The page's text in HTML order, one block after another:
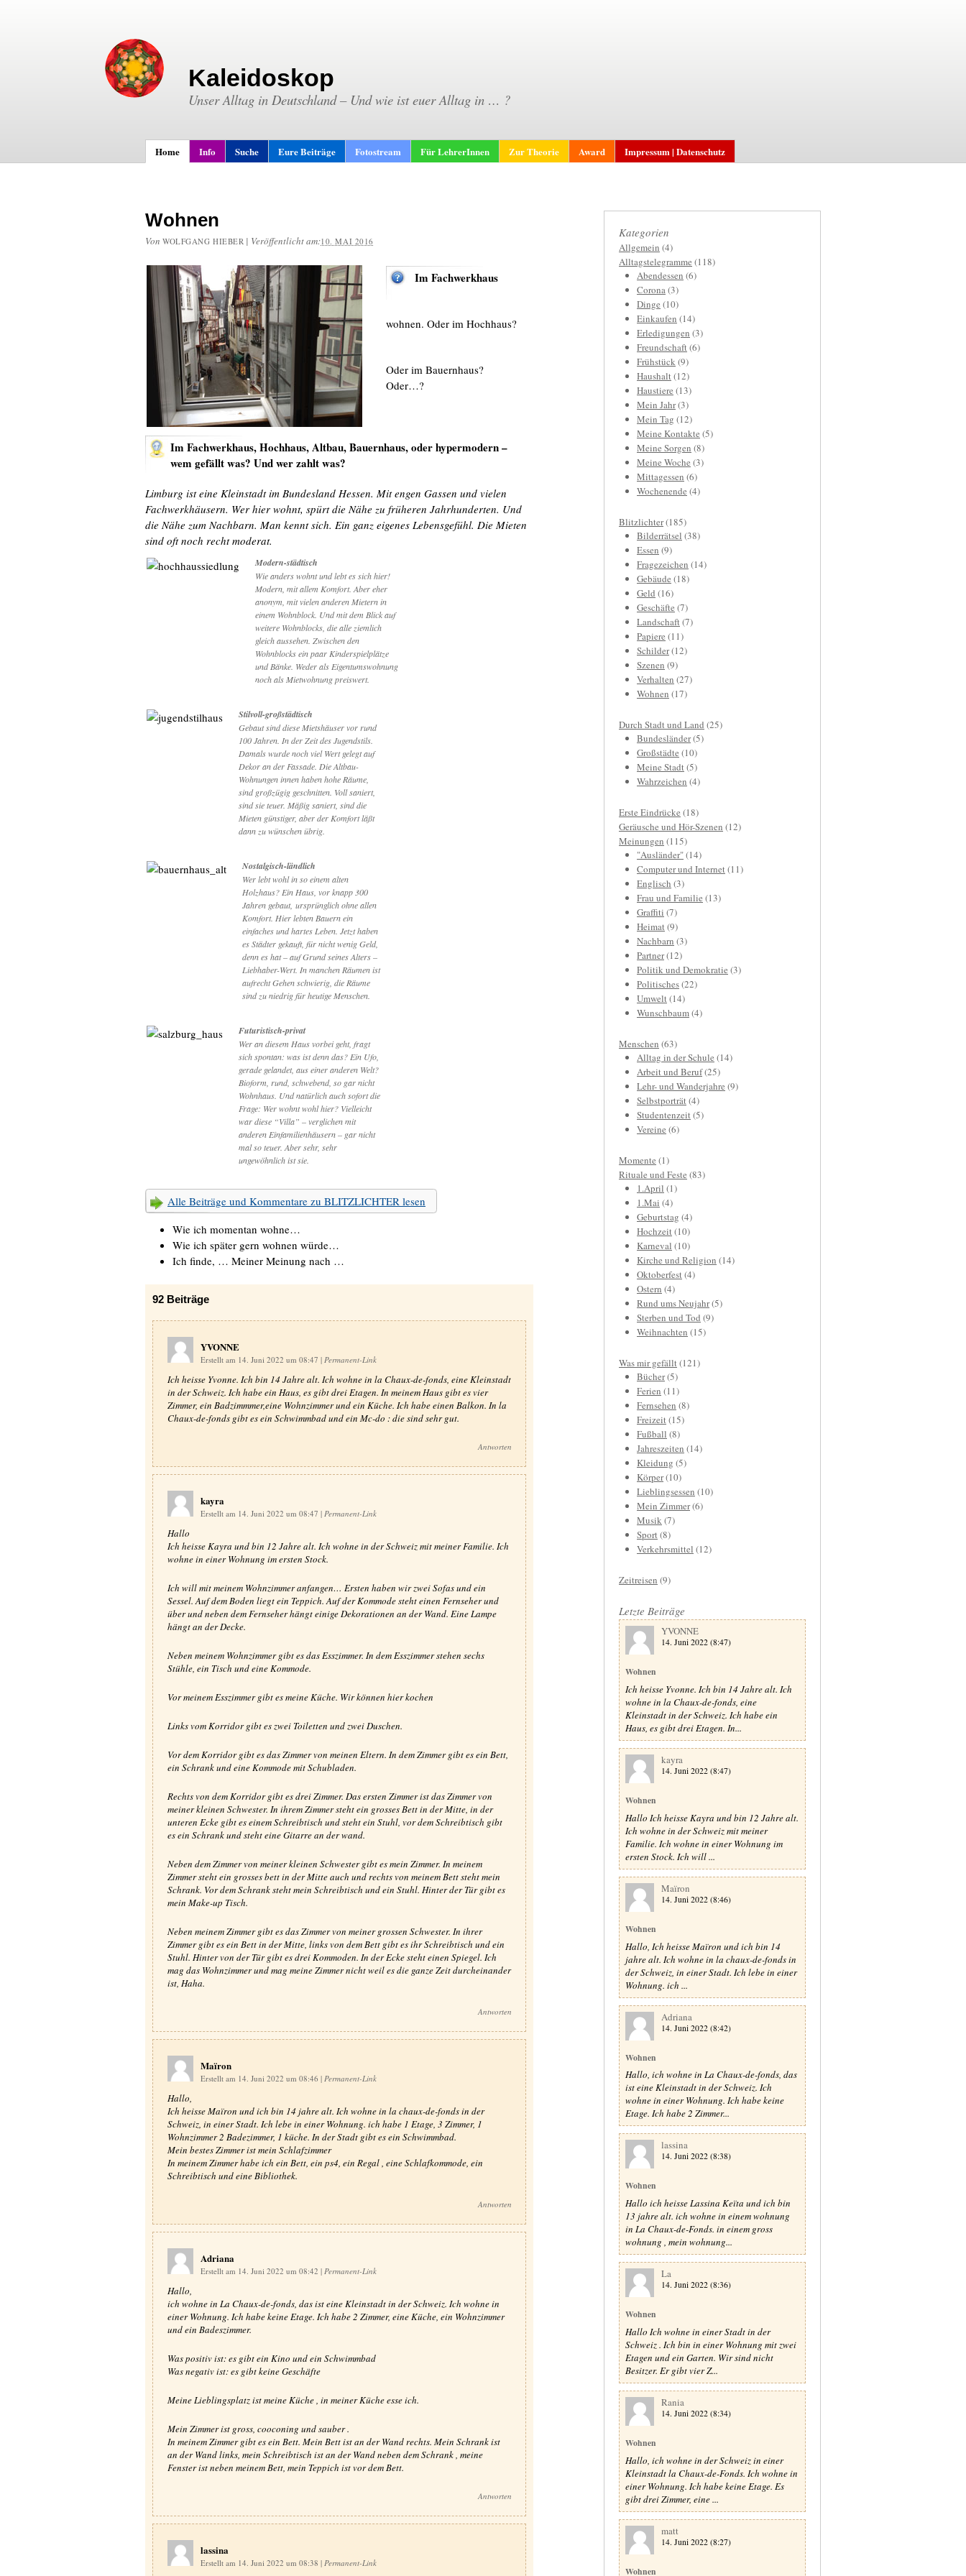
Kaleidoskop
Unser Alltag in Deutschland – Und wie ist euer Alltag in … ?
Home Info Suche Eure Beiträge Fotostream Für LehrerInnen Zur Theorie Award Impressum | Datenschutz
Wohnen
Von WOLFGANG HIEBER | Veröffentlicht am:10. MAI 2016
Im Fachwerkhaus
wohnen. Oder im Hochhaus?
Oder im Bauernhaus?
Oder…?
Im Fachwerkhaus, Hochhaus, Altbau, Bauernhaus, oder hypermodern –
wem gefällt was? Und wer zahlt was?
Limburg ist eine Kleinstadt im Bundesland Hessen. Mit engen Gassen und vielen
Fachwerkhäusern. Wer hier wohnt, spürt die Nähe zu früheren Jahrhunderten. Und
die Nähe zum Nachbarn. Man kennt sich. Ein ganz eigenes Lebensgefühl. Die Mieten
sind oft noch recht moderat.
Modern-städtisch
Wie anders wohnt und lebt es sich hier!
Modern, mit allem Komfort. Aber eher
anonym, mit vielen anderen Mietern in
einem Wohnblock. Und mit dem Blick auf
weitere Wohnblocks, die alle ziemlich
gleich aussehen. Zwischen den
Wohnblocks ein paar Kinderspielplätze
und Bänke. Weder als Eigentumswohnung
noch als Mietwohnung preiswert.
Stilvoll-großstädtisch
Gebaut sind diese Mietshäuser vor rund
100 Jahren. In der Zeit des Jugendstils.
Damals wurde noch viel Wert gelegt auf
Dekor an der Fassade. Die Altbau-
Wohnungen innen haben hohe Räume,
sind großzügig geschnitten. Voll saniert,
sind sie teuer. Mäßig saniert, sind die
Mieten günstiger, aber der Komfort läßt
dann zu wünschen übrig.
Nostalgisch-ländlich
Wer lebt wohl in so einem alten
Holzhaus? Ein Haus, vor knapp 300
Jahren gebaut, ursprünglich ohne allen
Komfort. Hier lebten Bauern ein
einfaches und hartes Leben. Jetzt haben
es Städter gekauft, für nicht wenig Geld,
denn es hat – auf Grund seines Alters –
Liebhaber-Wert. In manchen Räumen ist
aufrecht Gehen schwierig, die Räume
sind zu niedrig für heutige Menschen.
Futuristisch-privat
Wer an diesem Haus vorbei geht, fragt
sich spontan: was ist denn das? Ein Ufo,
gerade gelandet, aus einer anderen Welt?
Bioform, rund, schwebend, so gar nicht
Wohnhaus. Und natürlich auch sofort die
Frage: Wer wohnt wohl hier? Vielleicht
war diese “Villa” – verglichen mit
anderen Einfamilienhäusern – gar nicht
mal so teuer. Aber sehr, sehr
ungewöhnlich ist sie.
Alle Beiträge und Kommentare zu BLITZLICHTER lesen
Wie ich momentan wohne…
Wie ich später gern wohnen würde…
Ich finde, … Meiner Meinung nach …
92 Beiträge
YVONNE
Erstellt am 14. Juni 2022 um 08:47 | Permanent-Link
Ich heisse Yvonne. Ich bin 14 Jahre alt. Ich wohne in la Chaux-de-fonds, eine Kleinstadt
in der Schweiz. Ich habe ein Haus, es gibt drei Etagen. In meinem Haus gibt es vier
Zimmer, ein Badzimmmer,eine Wohnzimmer und ein Küche. Ich habe einen Balkon. In la
Chaux-de-fonds gibt es ein Schwimmbad und ein Mc-do : die sind sehr gut.
Antworten
kayra
Erstellt am 14. Juni 2022 um 08:47 | Permanent-Link
Hallo
Ich heisse Kayra und bin 12 Jahre alt. Ich wohne in der Schweiz mit meiner Familie. Ich
wohne in einer Wohnung im ersten Stock.
Ich will mit meinem Wohnzimmer anfangen… Ersten haben wir zwei Sofas und ein
Sessel. Auf dem Boden liegt ein Teppich. Auf der Kommode steht einen Fernseher und
über und neben dem Fernseher hängt einige Dekorationen an der Wand. Eine Lampe
hängt an der Decke.
Neben meinem Wohnzimmer gibt es das Esszimmer. In dem Esszimmer stehen sechs
Stühle, ein Tisch und eine Kommode.
Vor meinem Esszimmer gibt es meine Küche. Wir können hier kochen
Links vom Korridor gibt es zwei Toiletten und zwei Duschen.
Vor dem Korridor gibt es das Zimmer von meinen Eltern. In dem Zimmer gibt es ein Bett,
ein Schrank und eine Kommode mit Schubladen.
Rechts von dem Korridor gibt es drei Zimmer. Das ersten Zimmer ist das Zimmer von
meiner kleinen Schwester. In ihrem Zimmer steht ein grosses Bett in der Mitte, in der
unteren Ecke gibt es einem Schreibtisch und steht ein Stuhl, vor dem Schreibtisch gibt
es ein Schrank und steht eine Gitarre an der wand.
Neben dem Zimmer von meiner kleinen Schwester gibt es mein Zimmer. In meinem
Zimmer steht ein grosses bett in der Mitte auch und rechts von meinem Bett steht mein
Schrank. Vor dem Schrank steht mein Schreibtisch und ein Stuhl. Hinter der Tür gibt es
mein Make-up Tisch.
Neben meinem Zimmer gibt es das Zimmer von meiner grossen Schwester. In ihrer
Zimmer gibt es ein Bett in der Mitte, links von dem Bett gibt es ihr Schreibtisch und ein
Stuhl. Hinter von der Tür gibt es drei Kommoden. In der Ecke steht einen Spiegel. Ich
mag das Wohnzimmer und mag meine Zimmer nicht weil es die ganze Zeit durcheinander
ist, Haha.
Antworten
Maïron
Erstellt am 14. Juni 2022 um 08:46 | Permanent-Link
Hallo,
Ich heisse Maïron und ich bin 14 jahre alt. Ich wohne in la chaux-de-fonds in der
Schweiz, in einer Stadt. Ich lebe in einer Wohnung. ich habe 1 Etage, 3 Zimmer, 1
Wohnzimmer 2 Badezimmer, 1 küche. In der Stadt gibt es ein Schwimmbad.
Mein bestes Zimmer ist mein Schlafzimmer
In meinem Zimmer habe ich ein Bett, ein ps4, ein Regal , eine Schlafkommode, ein
Schreibtisch und eine Bibliothek.
Antworten
Adriana
Erstellt am 14. Juni 2022 um 08:42 | Permanent-Link
Hallo,
ich wohne in La Chaux-de-fonds, das ist eine Kleinstadt in der Schweiz. Ich wohne in
einer Wohnung. Ich habe keine Etage. Ich habe 2 Zimmer, eine Küche, ein Wohnzimmer
und ein Badeszimmer.
Was positiv ist: es gibt ein Kino und ein Schwimmbad
Was negativ ist: es gibt keine Geschäfte
Meine Lieblingsplatz ist meine Küche , in meiner Küche esse ich.
Mein Zimmer ist gross, cooconing und sauber .
In meinem Zimmer gibt es ein Bett. Mein Bett ist an der Wand rechts. Mein Schrank ist
an der Wand links, mein Schreibtisch ist an der Wand neben dem Schrank , meine
Fenster ist neben meinem Bett, mein Teppich ist vor dem Bett.
Antworten
lassina
Erstellt am 14. Juni 2022 um 08:38 | Permanent-Link
Kategorien
Allgemein (4)
Alltagstelegramme (118)
Abendessen (6)
Corona(3)
Dinge (10)
Einkaufen (14)
Erledigungen (3)
Freundschaft(6)
Frühstück(9)
Haushalt(12)
Haustiere (13)
Mein Jahr(3)
Mein Tag (12)
Meine Kontakte (5)
Meine Sorgen (8)
Meine Woche (3)
Mittagessen (6)
Wochenende (4)
Blitzlichter(185)
Bilderrätsel (38)
Essen (9)
Fragezeichen (14)
Gebäude (18)
Geld (16)
Geschäfte (7)
Landschaft(7)
Papiere (11)
Schilder(12)
Szenen (9)
Verhalten (27)
Wohnen (17)
Durch Stadt und Land (25)
Bundesländer(5)
Großstädte (10)
Meine Stadt(5)
Wahrzeichen (4)
Erste Eindrücke (18)
Geräusche und Hör-Szenen (12)
Meinungen (115)
"Ausländer"(14)
Computer und Internet(11)
Englisch (3)
Frau und Familie (13)
Graffiti (7)
Heimat(9)
Nachbarn (3)
Partner(12)
Politik und Demokratie (3)
Politisches(22)
Umwelt(14)
Wunschbaum(4)
Menschen (63)
Alltag in der Schule (14)
Arbeit und Beruf(25)
Lehr- und Wanderjahre (9)
Selbstporträt(4)
Studentenzeit(5)
Vereine (6)
Momente (1)
Rituale und Feste (83)
1.April (1)
1.Mai (4)
Geburtstag (4)
Hochzeit(10)
Karneval (10)
Kirche und Religion (14)
Oktoberfest(4)
Ostern (4)
Rund ums Neujahr(5)
Sterben und Tod (9)
Weihnachten (15)
Was mir gefällt(121)
Bücher(5)
Ferien (11)
Fernsehen (8)
Freizeit(15)
Fußball (8)
Jahreszeiten (14)
Kleidung (5)
Körper(10)
Lieblingsessen (10)
Mein Zimmer(6)
Musik(7)
Sport(8)
Verkehrsmittel (12)
Zeitreisen (9)
Letzte Beiträge
YVONNE
14. Juni 2022 (8:47)
Wohnen
Ich heisse Yvonne. Ich bin 14 Jahre alt. Ich
wohne in la Chaux-de-fonds, eine
Kleinstadt in der Schweiz. Ich habe ein
Haus, es gibt drei Etagen. In...
kayra
14. Juni 2022 (8:47)
Wohnen
Hallo Ich heisse Kayra und bin 12 Jahre alt.
Ich wohne in der Schweiz mit meiner
Familie. Ich wohne in einer Wohnung im
ersten Stock. Ich will ...
Maïron
14. Juni 2022 (8:46)
Wohnen
Hallo, Ich heisse Maïron und ich bin 14
jahre alt. Ich wohne in la chaux-de-fonds in
der Schweiz, in einer Stadt. Ich lebe in einer
Wohnung. ich ...
Adriana
14. Juni 2022 (8:42)
Wohnen
Hallo, ich wohne in La Chaux-de-fonds, das
ist eine Kleinstadt in der Schweiz. Ich
wohne in einer Wohnung. Ich habe keine
Etage. Ich habe 2 Zimmer...
lassina
14. Juni 2022 (8:38)
Wohnen
Hallo ich heisse Lassina Keïta und ich bin
13 jahre alt. ich wohne in einem wohnung
in La Chaux-de-Fonds. in einem gross
wohnung , mein wohnung...
La
14. Juni 2022 (8:36)
Wohnen
Hallo Ich wohne in einer Stadt in der
Schweiz . Ich bin in einer Wohnung mit zwei
Etagen und ein Garten. Wir sind nicht
Besitzer. Er gibt vier Z...
Rania
14. Juni 2022 (8:34)
Wohnen
Hallo, ich wohne in der Schweiz in einer
Kleinstadt la Chaux-de-Fonds. Ich wohne in
einer Wohnung. Ich habe keine Etage. Es
gibt drei Zimmer, eine ...
matt
14. Juni 2022 (8:27)
Wohnen